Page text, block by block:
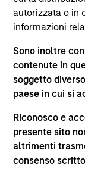
autorizzata o in
informazioni
Sono inoltre
contenute in
soggetto
paese in cui si
Riconosco e
presente sito
altrimenti
consenso
documenti
https://
a titolo gratuito
L-2633
Le informazioni
Comparto e una
disponibili sul
Inoltre, gli
visione del
Application
supplementari
Hong Kong